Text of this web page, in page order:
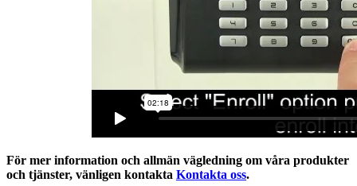
För mer information och allmän vägledning om våra produkter
och tjänster, vänligen kontakta Kontakta oss.